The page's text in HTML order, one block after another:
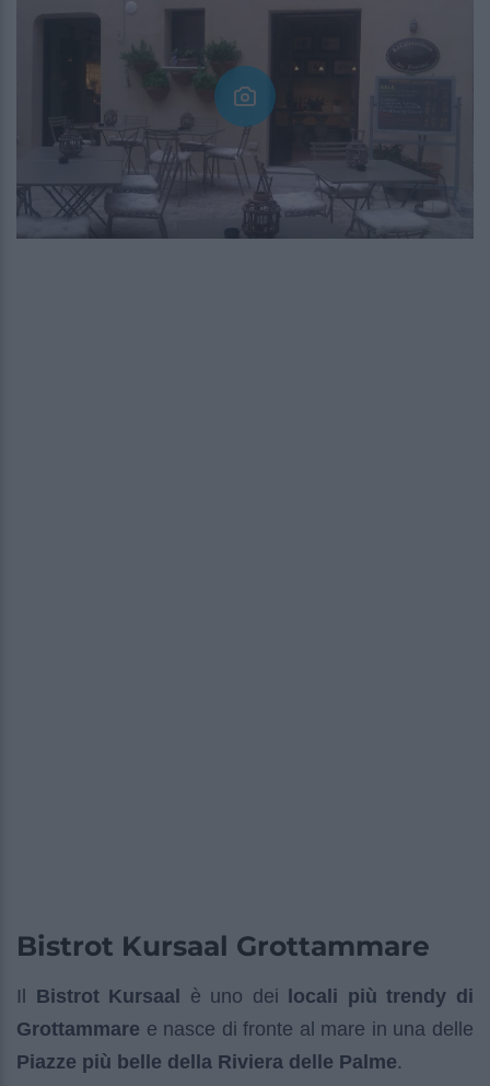
Bistrot Kursaal Grottammare
Il Bistrot Kursaal è uno dei locali più trendy di
Grottammare e nasce di fronte al mare in una delle
Piazze più belle della Riviera delle Palme.